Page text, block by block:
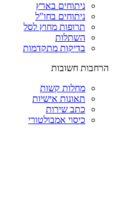
ניתוחים בארץ
ניתוחים בחו"ל
תרופות מחוץ לסל
השתלות
בדיקות מתקדמות
הרחבות חשובות
מחלות קשות
תאונות אישיות
כתב שירות
כיסוי אמבולטורי